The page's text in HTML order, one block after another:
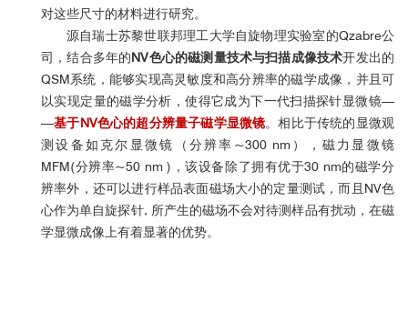
对这些尺寸的材料进行研究。
源自瑞士苏黎世联邦理工大学自旋物理实验室的Qzabre公
司，结合多年的NV色心的磁测量技术与扫描成像技术开发出的
QSM系统，能够实现高灵敏度和高分辨率的磁学成像，并且可
以实现定量的磁学分析，使得它成为下一代扫描探针显微镜—
—基于NV色心的超分辨量子磁学显微镜。相比于传统的显微观
测设备如克尔显微镜（分辨率~300 nm），磁力显微镜
MFM(分辨率~50 nm )，该设备除了拥有优于30 nm的磁学分
辨率外，还可以进行样品表面磁场大小的定量测试，而且NV色
心作为单自旋探针, 所产生的磁场不会对待测样品有扰动，在磁
学显微成像上有着显著的优势。